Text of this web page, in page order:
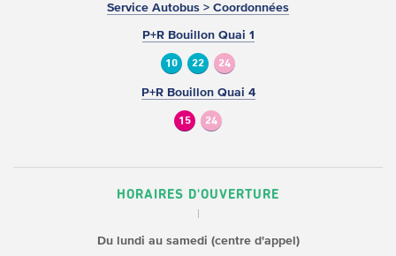
Service Autobus > Coordonnées
P+R Bouillon Quai 1
10 22 24
P+R Bouillon Quai 4
15 24
HORAIRES D'OUVERTURE
Du lundi au samedi (centre d'appel)